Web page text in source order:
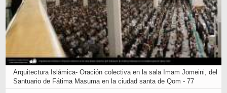
Arquitectura Islámica- Oración colectiva en la sala Imam Jomeini, del
Santuario de Fátima Masuma en la ciudad santa de Qom - 77